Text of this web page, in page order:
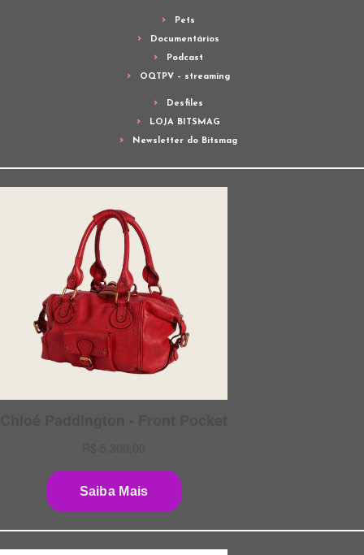
Pets
Documentários
Podcast
OQTPV – streaming
Desfiles
LOJA BITSMAG
Newsletter do Bitsmag